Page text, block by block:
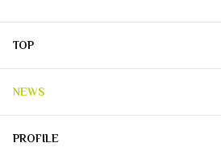
TOP
NEWS
PROFILE